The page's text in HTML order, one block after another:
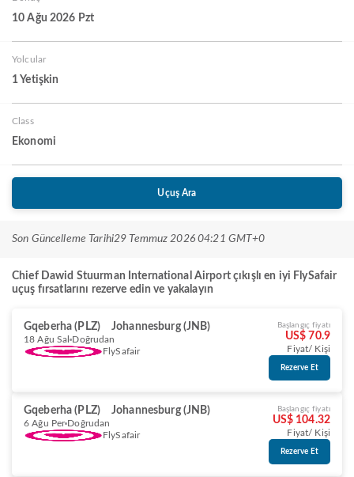
10 Ağu 2026 Pzt
Yolcular
1 Yetişkin
Class
Ekonomi
Uçuş Ara
Son Güncelleme Tarihi29 Temmuz 2026 04:21 GMT+0
Chief Dawid Stuurman International Airport çıkışlı en iyi FlySafair
uçuş fırsatlarını rezerve edin ve yakalayın
Gqeberha (PLZ) Johannesburg (JNB)
18 Ağu Sal Doğrudan
FlySafair
Başlangıç fiyatı
US$ 70.9
Fiyat/ Kişi
Rezerve Et
Gqeberha (PLZ) Johannesburg (JNB)
6 Ağu Per Doğrudan
FlySafair
Başlangıç fiyatı
US$ 104.32
Fiyat/ Kişi
Rezerve Et